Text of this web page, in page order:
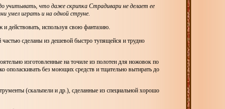
учитывать, что даже скрипка Страдивари не делает ее
умел играть и на одной струне.
действовать, используя свою фантазию.
сделаны из дешевой быстро тупящейся и трудно
изготовленные на точиле из полотен для ножовок по
ополаскивать без моющих средств и тщательно вытирать до
(скальпели и др.), сделанные из специальной хорошо